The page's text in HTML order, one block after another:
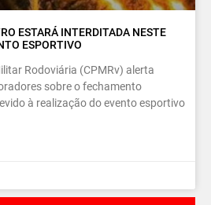
ESTARÁ INTERDITADA NESTE
ESPORTIVO
Rodoviária (CPMRv) alerta
sobre o fechamento
à realização do evento esportivo